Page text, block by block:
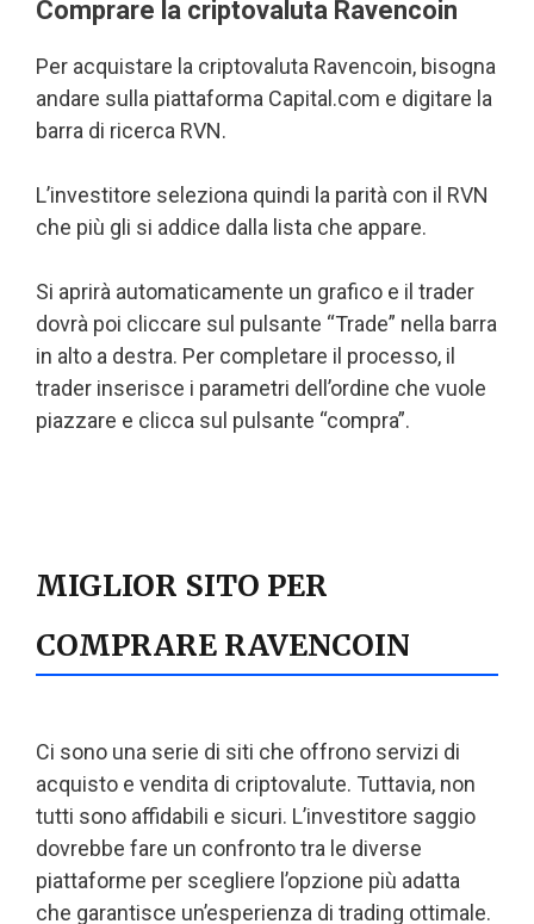
Comprare la criptovaluta Ravencoin
Per acquistare la criptovaluta Ravencoin, bisogna
andare sulla piattaforma Capital.com e digitare la
barra di ricerca RVN.
L’investitore seleziona quindi la parità con il RVN
che più gli si addice dalla lista che appare.
Si aprirà automaticamente un grafico e il trader
dovrà poi cliccare sul pulsante “Trade” nella barra
in alto a destra. Per completare il processo, il
trader inserisce i parametri dell’ordine che vuole
piazzare e clicca sul pulsante “compra”.
MIGLIOR SITO PER
COMPRARE RAVENCOIN
Ci sono una serie di siti che offrono servizi di
acquisto e vendita di criptovalute. Tuttavia, non
tutti sono affidabili e sicuri. L’investitore saggio
dovrebbe fare un confronto tra le diverse
piattaforme per scegliere l’opzione più adatta
che garantisce un’esperienza di trading ottimale.